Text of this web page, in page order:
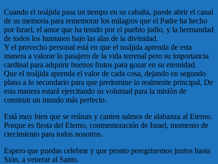
Cuando el noájida pasa un tiempo en su cabaña, puede abrir el canal
de su memoria para rememorar los milagros que el Padre ha hecho
por Israel, el amor que ha tenido por el pueblo judío, y la hermandad
de todos los humanos bajo las alas de la divinidad.
Y el provecho personal está en que el noájida aprenda de esta
manera a valorar lo pasajero de la vida terrenal pero su importancia
cardinal para adquirir buenos frutos para gozar en su eternidad.
Que el noájida aprenda el valor de cada cosa, dejando en segundo
plano a lo secundario para que predomine lo realmente principal, De
esta manera estará ejercitando su voluntad para la misión de
construir un mundo más perfecto.
Está muy bien que se reúnan y canten salmos de alabanza al Eterno.
Porque es fiesta del Eterno, conmemoración de Israel, momento de
crecimiento para todos nosotros.
Espero que puedas celebrar y que pronto peregrinemos juntos hasta
Sión, a venerar al Santo.